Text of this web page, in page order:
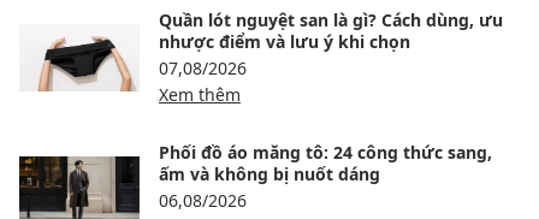
Quần lót nguyệt san là gì? Cách dùng, ưu
nhược điểm và lưu ý khi chọn
07,08/2026
Xem thêm
Phối đồ áo măng tô: 24 công thức sang,
ấm và không bị nuốt dáng
06,08/2026